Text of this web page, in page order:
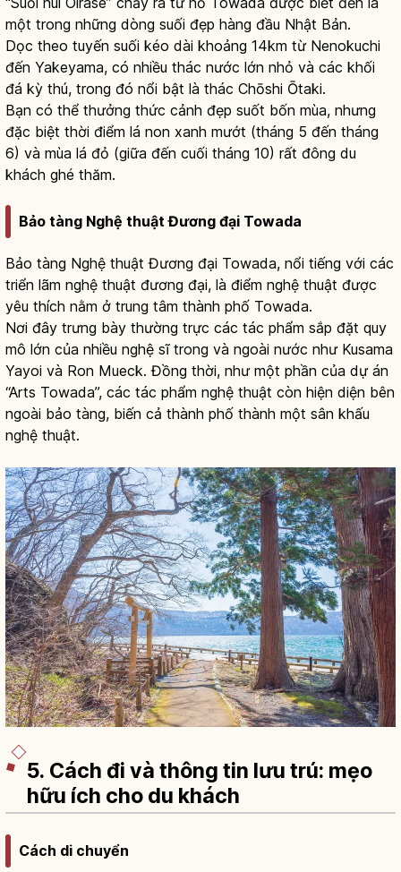
một trong những dòng suối đẹp hàng đầu Nhật Bản.
Dọc theo tuyến suối kéo dài khoảng 14km từ Nenokuchi
đến Yakeyama, có nhiều thác nước lớn nhỏ và các khối
đá kỳ thú, trong đó nổi bật là thác Chōshi Ōtaki.
Bạn có thể thưởng thức cảnh đẹp suốt bốn mùa, nhưng
đặc biệt thời điểm lá non xanh mướt (tháng 5 đến tháng
6) và mùa lá đỏ (giữa đến cuối tháng 10) rất đông du
khách ghé thăm.
Bảo tàng Nghệ thuật Đương đại Towada
Bảo tàng Nghệ thuật Đương đại Towada, nổi tiếng với các
triển lãm nghệ thuật đương đại, là điểm nghệ thuật được
yêu thích nằm ở trung tâm thành phố Towada.
Nơi đây trưng bày thường trực các tác phẩm sắp đặt quy
mô lớn của nhiều nghệ sĩ trong và ngoài nước như Kusama
Yayoi và Ron Mueck. Đồng thời, như một phần của dự án
“Arts Towada”, các tác phẩm nghệ thuật còn hiện diện bên
ngoài bảo tàng, biến cả thành phố thành một sân khấu
nghệ thuật.
5. Cách đi và thông tin lưu trú: mẹo
hữu ích cho du khách
Cách di chuyển